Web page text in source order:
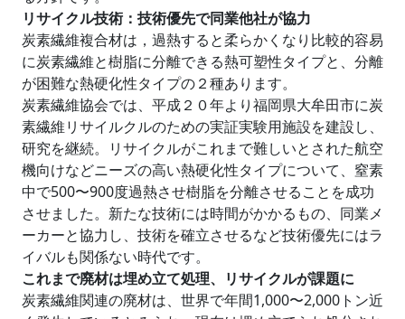
リサイクル技術：技術優先で同業他社が協力
炭素繊維複合材は，過熱すると柔らかくなり比較的容易
に炭素繊維と樹脂に分離できる熱可塑性タイプと、分離
が困難な熱硬化性タイプの２種あります。
炭素繊維協会では、平成２０年より福岡県大牟田市に炭
素繊維リサイルクルのための実証実験用施設を建設し、
研究を継続。リサイクルがこれまで難しいとされた航空
機向けなどニーズの高い熱硬化性タイプについて、窒素
中で500〜900度過熱させ樹脂を分離させることを成功
させました。新たな技術には時間がかかるもの、同業メ
ーカーと協力し、技術を確立させるなど技術優先にはラ
イバルも関係ない時代です。
これまで廃材は埋め立て処理、リサイクルが課題に
炭素繊維関連の廃材は、世界で年間1,000〜2,000トン近